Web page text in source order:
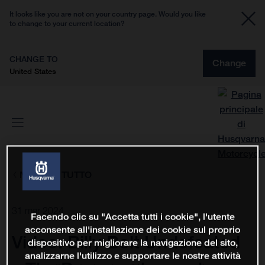
It looks like you are not on your country page. Would you like
to change to your current location?
CHANGE TO
United States
Change
MOSTRA TUTTO
31 mar 2024
Video: Billy Bolt Undefeated
Facendo clic su "Accetta tutti i cookie", l'utente
acconsente all'installazione dei cookie sul proprio
dispositivo per migliorare la navigazione del sito,
analizzarne l'utilizzo e supportare le nostre attività